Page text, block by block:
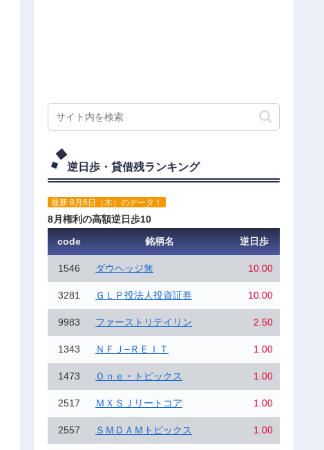
逆日歩・貸借残ランキング
最新 8月6日（木）のデータ！
8月権利の高額逆日歩10
code
銘柄名 逆日歩
1546 ダウヘッジ無 10.00
3281 ＧＬＰ投法人投資証券 10.00
9983 ファーストリテイリン 2.50
1343 ＮＦＪ−ＲＥＩＴ 1.00
1473 Ｏｎｅ・トピックス 1.00
2517 ＭＸＳＪリートコア 1.00
2557 ＳＭＤＡＭトピックス 1.00